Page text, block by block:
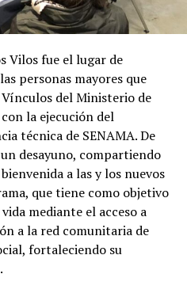
Vilos fue el lugar de
personas mayores que
del Ministerio de
la ejecución del
técnica de SENAMA. De
desayuno, compartiendo
a las y los nuevos
que tiene como objetivo
mediante el acceso a
a la red comunitaria de
fortaleciendo su